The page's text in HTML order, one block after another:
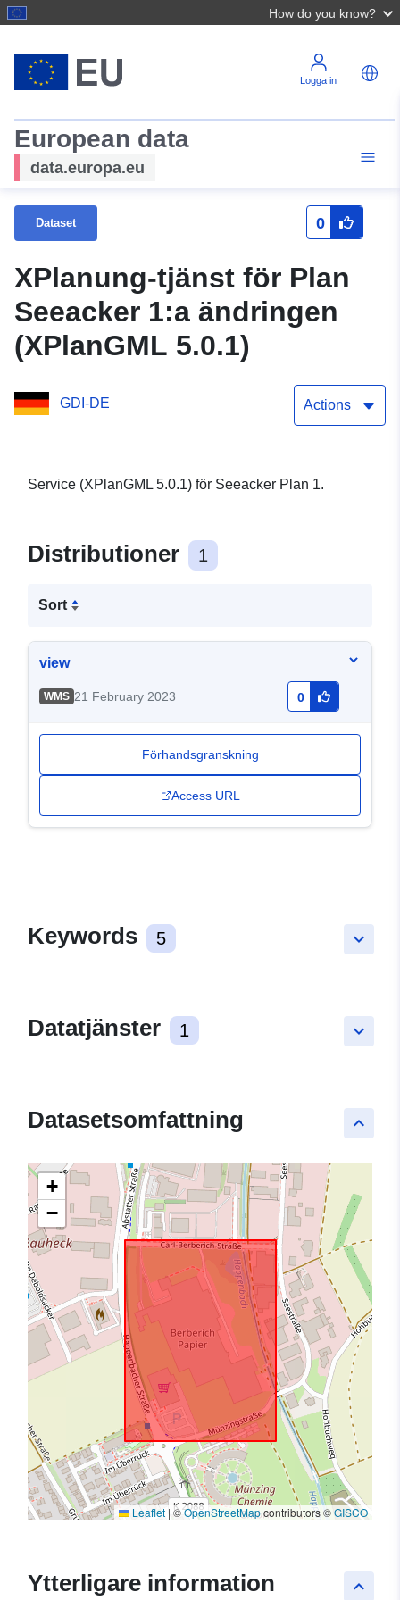
How do you know?
Logga in
European data
data.europa.eu
Dataset 0
XPlanung-tjänst för Plan
Seeacker 1:a ändringen
(XPlanGML 5.0.1)
GDI-DE Actions
Service (XPlanGML 5.0.1) för Seeacker Plan 1.
Distributioner 1
Sort
view
WMS 21 February 2023 0
Förhandsgranskning
Access URL
keyboard_arrow_down
Keywords 5
keyboard_arrow_down
Datatjänster 1
keyboard_arrow_up
Datasetsomfattning
+
−
Leaflet | ©OpenStreetMapcontributors ©GISCO
keyboard_arrow_up
Ytterligare information